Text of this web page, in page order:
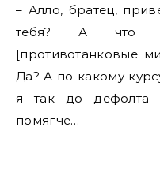
– Алло, братец,
тебя? А что
[противотанковые
Да? А по какому
я так до дефолта
помягче…
———